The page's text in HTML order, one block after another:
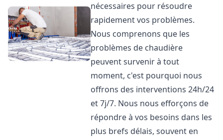
nécessaires pour résoudre
rapidement vos problèmes.
Nous comprenons que les
problèmes de chaudière
peuvent survenir à tout
moment, c'est pourquoi nous
offrons des interventions 24h/24
et 7j/7. Nous nous efforçons de
répondre à vos besoins dans les
plus brefs délais, souvent en